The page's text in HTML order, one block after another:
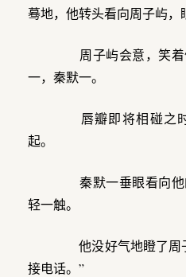
蓦地，他转头看向周子屿，
周子屿会意，笑着
一，秦默一。
唇瓣即将相碰之时
起。
秦默一垂眼看向他
轻一触。
他没好气地瞪了周
接电话。”